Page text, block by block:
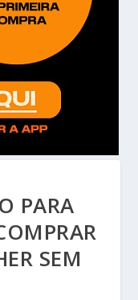
PARA
SEM